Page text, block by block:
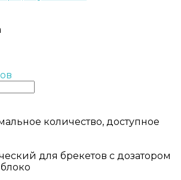
количество, доступное
для брекетов с дозатором